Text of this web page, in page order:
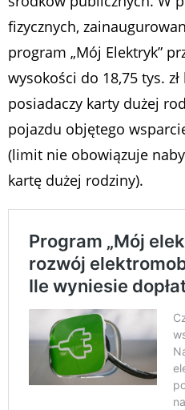
fizycznych,
program „Mój Elektryk”
wysokości do 18,75 tys. zł
posiadaczy karty dużej
pojazdu objętego
(limit nie obowiązuje
kartę dużej rodziny).